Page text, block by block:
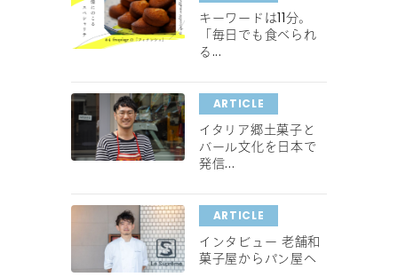
キーワードは11分。
「毎日でも食べられ
る...
ARTICLE
イタリア郷土菓子と
バール文化を日本で
発信...
ARTICLE
インタビュー 老舗和
菓子屋からパン屋へ